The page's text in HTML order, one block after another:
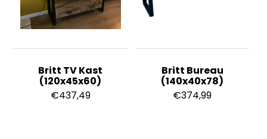
Britt TV Kast
(120x45x60)
€437,49
Britt Bureau
(140x40x78)
€374,99